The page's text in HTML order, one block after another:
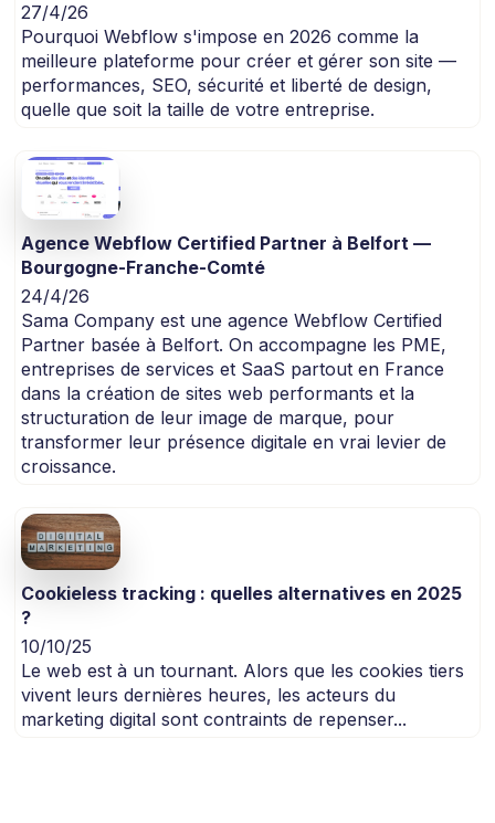
27/4/26
Pourquoi Webflow s'impose en 2026 comme la
meilleure plateforme pour créer et gérer son site —
performances, SEO, sécurité et liberté de design,
quelle que soit la taille de votre entreprise.
Agence Webflow Certified Partner à Belfort —
Bourgogne-Franche-Comté
24/4/26
Sama Company est une agence Webflow Certified
Partner basée à Belfort. On accompagne les PME,
entreprises de services et SaaS partout en France
dans la création de sites web performants et la
structuration de leur image de marque, pour
transformer leur présence digitale en vrai levier de
croissance.
Cookieless tracking : quelles alternatives en 2025
?
10/10/25
Le web est à un tournant. Alors que les cookies tiers
vivent leurs dernières heures, les acteurs du
marketing digital sont contraints de repenser...